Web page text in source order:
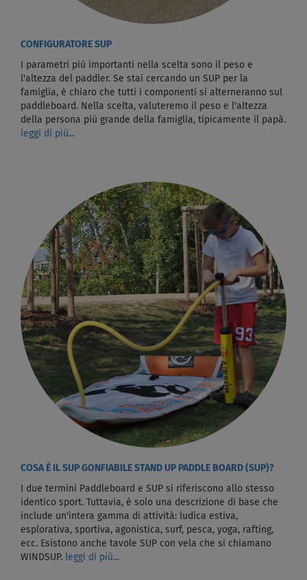
CONFIGURATORE SUP
I parametri più importanti nella scelta sono il peso e
l'altezza del paddler. Se stai cercando un SUP per la
famiglia, è chiaro che tutti i componenti si alterneranno sul
paddleboard. Nella scelta, valuteremo il peso e l'altezza
della persona più grande della famiglia, tipicamente il papà.
leggi di più...
COSA È IL SUP GONFIABILE STAND UP PADDLE BOARD (SUP)?
I due termini Paddleboard e SUP si riferiscono allo stesso
identico sport. Tuttavia, è solo una descrizione di base che
include un'intera gamma di attività: ludica estiva,
esplorativa, sportiva, agonistica, surf, pesca, yoga, rafting,
ecc. Esistono anche tavole SUP con vela che si chiamano
WINDSUP. leggi di più...